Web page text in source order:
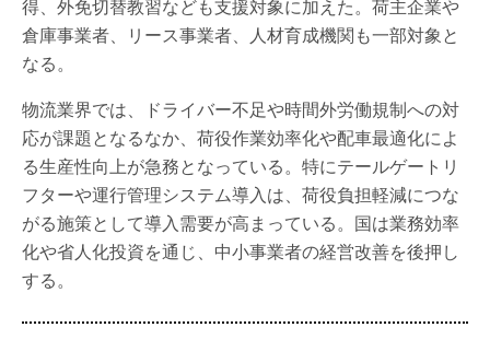
得、外免切替教習なども支援対象に加えた。荷主企業や
倉庫事業者、リース事業者、人材育成機関も一部対象と
なる。
物流業界では、ドライバー不足や時間外労働規制への対
応が課題となるなか、荷役作業効率化や配車最適化によ
る生産性向上が急務となっている。特にテールゲートリ
フターや運行管理システム導入は、荷役負担軽減につな
がる施策として導入需要が高まっている。国は業務効率
化や省人化投資を通じ、中小事業者の経営改善を後押し
する。